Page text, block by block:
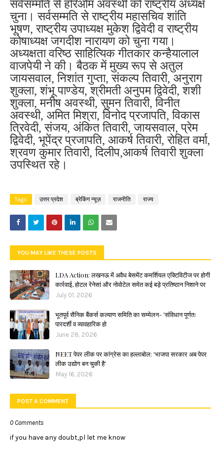
सर्वसम्मति से हरिओम अवस्थी को राष्ट्रीय अध्यक्ष
चुना। सर्वसम्मति से राष्ट्रीय महासचिव शांति
भूषण, राष्ट्रीय उपाध्यक्ष मुकेश द्विवेदी व राष्ट्रीय
कोषाध्यक्ष जगदीश नारायण को चुना गया।
अध्यक्षता वरिष्ठ‌ साहित्यिक गीतकार कन्हैयालाल
वाजपेयी ने की। बैठक में मुख्य रूप से अतुल
जायसवाल, निशांत गुप्ता, संकल्प तिवारी, अनुराग
शुक्ला, शंभू पाण्डेय, श्रीमती अनुपम द्विवेदी, शशी
शुक्ला, मनीष अवस्थी, सुमन तिवारी, विनीत
अवस्थी, अमित मिश्रा, विनोद प्रजापति, विकास
त्रिवेदी, संजय, अंकित तिवारी, जायसवाल, प्रेम
द्विवेदी, भूपेंद्र प्रजापति, आकर्ष तिवारी, रोहित वर्मा,
श्रवण कुमार तिवारी, दिलीप,आकर्ष तिवारी शुक्ला
उपस्थित रहे।
Tags उत्तर प्रदेश ब्रेकिंग न्यूज़ राजनीति राज्य
YOU MAY LIKE THESE POSTS
LDA Action: लखनऊ में अवैध बेसमेंट कमर्शियल एक्टिविटीज पर होगी
कार्रवाई, होटल रेनेसां और नोवोटेल समेत कई बड़े प्रतिष्ठान निशाने पर
July 01, 2026
भूतपूर्व सैनिक बैंकर्स कल्याण समिति का सम्मेलन- 'संविधान पूर्णतः
पारदर्शी व व्यावहारिक हो
June 28, 2026
NEET पेपर लीक पर कांग्रेस का हल्लाबोल: 'भाजपा सरकार अब पेपर
लीक उद्योग बन चुकी है'
May 16, 2026
POST A COMMENT
0 Comments
if you have any doubt,pl let me know